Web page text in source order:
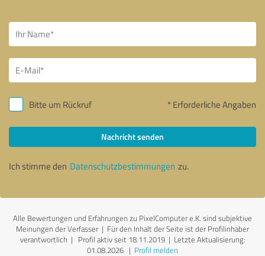
Bitte um Rückruf * Erforderliche Angaben
Nachricht senden
Ich stimme den Datenschutzbestimmungen zu.
Alle Bewertungen und Erfahrungen zu PixelComputer e.K. sind subjektive
Meinungen der Verfasser | Für den Inhalt der Seite ist der Profilinhaber
verantwortlich | Profil aktiv seit 18.11.2019 | Letzte Aktualisierung:
01.08.2026 | Profil melden